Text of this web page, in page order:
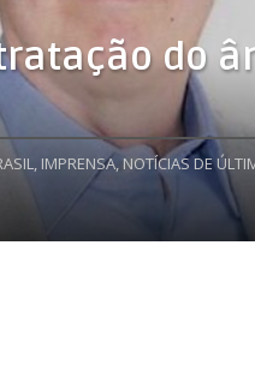
do
IMPRENSA, NOTÍCIAS DE